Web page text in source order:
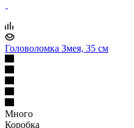
Головоломка Змея, 35 см
Много
Коробка